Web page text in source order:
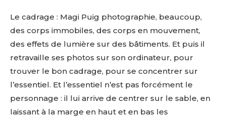
Le cadrage : Magi Puig photographie, beaucoup,
des corps immobiles, des corps en mouvement,
des effets de lumière sur des bâtiments. Et puis il
retravaille ses photos sur son ordinateur, pour
trouver le bon cadrage, pour se concentrer sur
l’essentiel. Et l’essentiel n’est pas forcément le
personnage : il lui arrive de centrer sur le sable, en
laissant à la marge en haut et en bas les